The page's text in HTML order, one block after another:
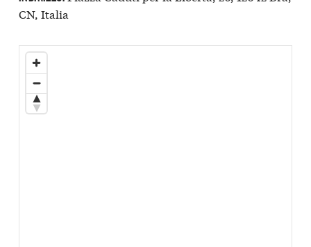
CN, Italia